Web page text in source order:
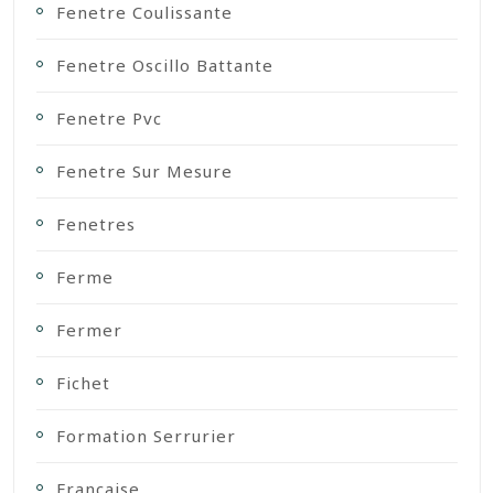
Fenetre Coulissante
Fenetre Oscillo Battante
Fenetre Pvc
Fenetre Sur Mesure
Fenetres
Ferme
Fermer
Fichet
Formation Serrurier